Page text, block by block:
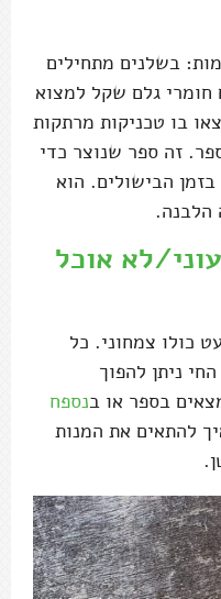
בשלנים מתחילים
חומרי גלם שקל למצוא
בו טכניקות מרתקות
זה ספר שנוצר כדי
הבישולים. הוא
הלבנה.
לא אוכל
כולו צמחוני. כל
ניתן להפוך
בספר או בנספח
להתאים את המנות